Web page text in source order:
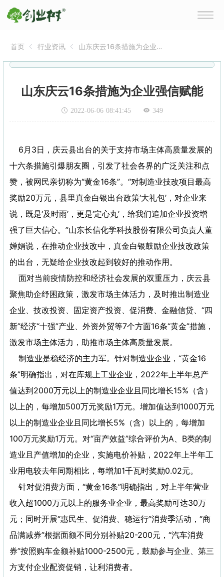
首页 行业资讯
山东庆云16条措施为企业强
山东庆云16条措施为企业强信赋能
2022-06-06 08:41:45 349
6月3日，庆云县出台的关于支持市场主体高质量发展的
十六条措施引爆朋友圈，引发了社会各界的广泛关注和点
赞，被网民亲切称为“黄金16条”。“对制造业技改项目最高
奖励20万元，县里真金白银出台政策‘大礼包’，对企业来
说，既是‘及时雨’，更是‘定心丸’，给我们追加企业投资增
强了巨大信心。”山东长信化学科技股份有限公司负责人董
婵娟说，在推动企业技改中，真金白银鼓励企业技改政策
的出台，无疑给企业技改起到较好的推动作用。
面对当前疫情防控和经济社会发展的双重压力，庆云县
聚焦助企纾困政策，激发市场主体活力，及时推出制造业
企业、技改投资、固定资产投资、促消费、金融信贷、“四
新”经济“十强”产业、外资外贸等7个方面16条“黄金”措施，
激发市场主体活力，助推市场主体高质量发展。
制造业是稳经济的主力军。针对制造业企业，“黄金16
条”明确指出，对在库规上工业企业，2022年上半年总产
值达到2000万元以上的制造业企业且同比增长15%（含）
以上的，每增加500万元奖励1万元。增加值达到1000万元
以上的制造业企业且同比增长5%（含）以上的，每增加
100万元奖励1万元。对“亩产效益”综合评价为A、B类的制
造业且产值增加的企业，实施电价补贴，2022年上半年工
业用电较去年同期相比，每增加1千瓦时奖励0.02元。
针对促消费方面，“黄金16条”明确指出，对上半年营业
收入超1000万元以上的服务业企业，最高奖励可达30万
元；同时开展“惠民生、促消费、稳运行”消费季活动，“商
品满减券”根据面额不同分别补贴20-200元，“汽车消费
券”按照购车金额补贴1000-2500元，鼓励参与企业、第三
方支付企业配资促销，让利消费者。